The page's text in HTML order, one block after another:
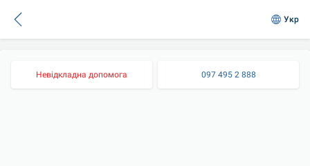
Укр
Невідкладна допомога 097 495 2 888